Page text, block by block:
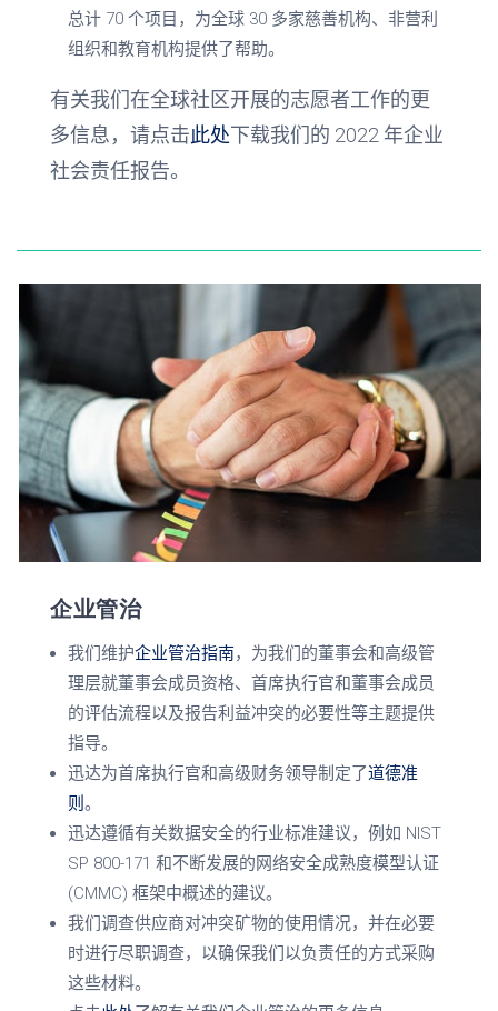
总计 70 个项目，为全球 30 多家慈善机构、非营利
组织和教育机构提供了帮助。
有关我们在全球社区开展的志愿者工作的更
多信息，请点击此处下载我们的 2022 年企业
社会责任报告。
企业管治
我们维护企业管治指南，为我们的董事会和高级管
理层就董事会成员资格、首席执行官和董事会成员
的评估流程以及报告利益冲突的必要性等主题提供
指导。
迅达为首席执行官和高级财务领导制定了道德准
则 。
迅达遵循有关数据安全的行业标准建议，例如 NIST
SP 800-171 和不断发展的网络安全成熟度模型认证
(CMMC) 框架中概述的建议。
我们调查供应商对冲突矿物的使用情况，并在必要
时进行尽职调查，以确保我们以负责任的方式采购
这些材料。